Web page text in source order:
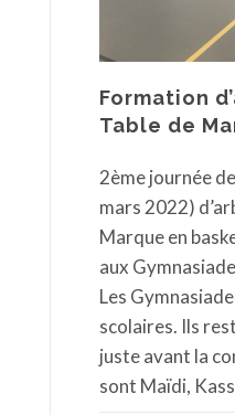
Formation
Table de
2ème journée
mars 2022)
Marque en
aux
Les
scolaires. Ils
juste avant la
sont Maïdi,